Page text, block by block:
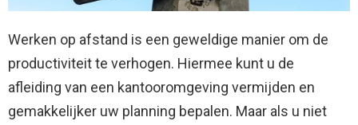
Werken op afstand is een geweldige manier om de
productiviteit te verhogen. Hiermee kunt u de
afleiding van een kantooromgeving vermijden en
gemakkelijker uw planning bepalen. Maar als u niet